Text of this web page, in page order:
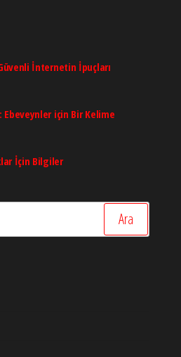
İnternetin İpuçları
Ebeveynler için Bir Kelime
İçin Bilgiler